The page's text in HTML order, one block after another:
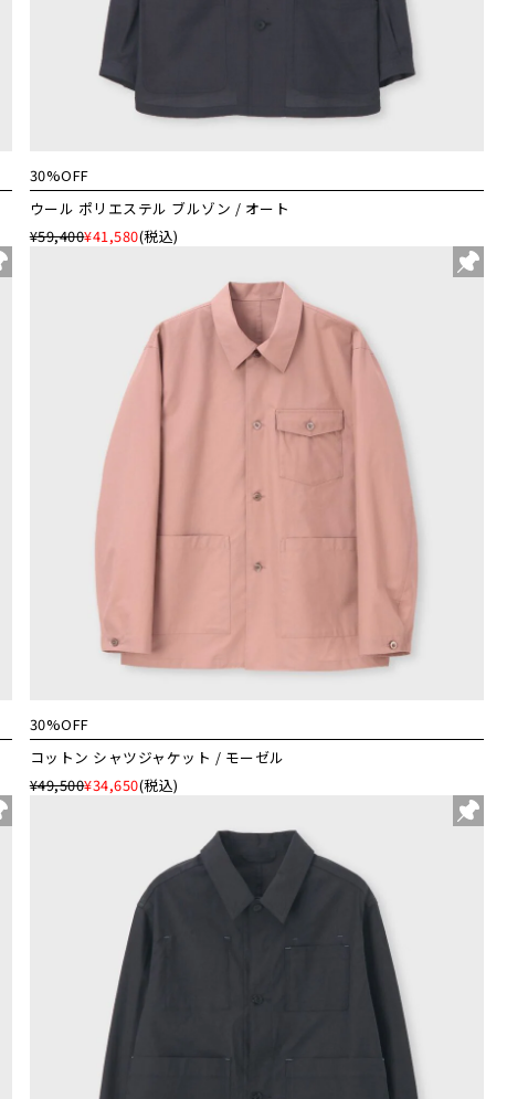
30%OFF
ウール ポリエステル ブルゾン / オート
¥59,400¥41,580(税込)
30%OFF
コットン シャツジャケット / モーゼル
¥49,500¥34,650(税込)